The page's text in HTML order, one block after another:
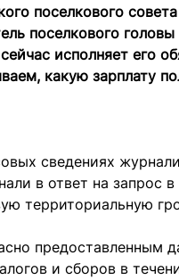
поселкового
поселкового
исполняет его
какую зарплату
сведениях
в ответ на запрос
территориальную
предоставленным
и сборов в